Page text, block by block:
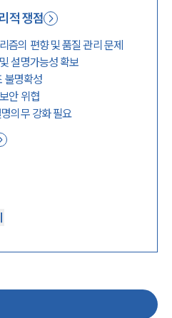
적 쟁점
즘의 편향 및 품질 관리 문제
설명가능성 확보
불명확성
안 위협
의무 강화 필요